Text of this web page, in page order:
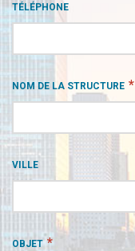
TÉLÉPHONE
NOM DE LA STRUCTURE *
VILLE
OBJET *